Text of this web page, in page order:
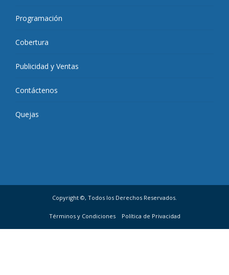
Programación
Cobertura
Publicidad y Ventas
Contáctenos
Quejas
Copyright ©, Todos los Derechos Reservados.
Términos y Condiciones Política de Privacidad